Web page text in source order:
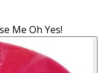
Me Oh Yes!